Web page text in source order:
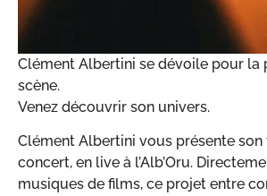
Clément Albertini se dévoile pour la
scène.
Venez découvrir son univers.
Clément Albertini vous présente
concert, en live à l’Alb’Oru.
musiques de films, ce projet entre